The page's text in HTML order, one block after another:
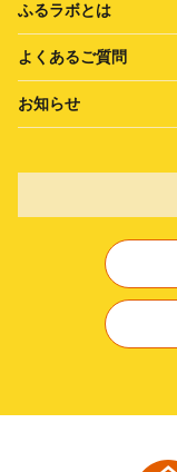
ふるラボとは
よくあるご質問
お知らせ